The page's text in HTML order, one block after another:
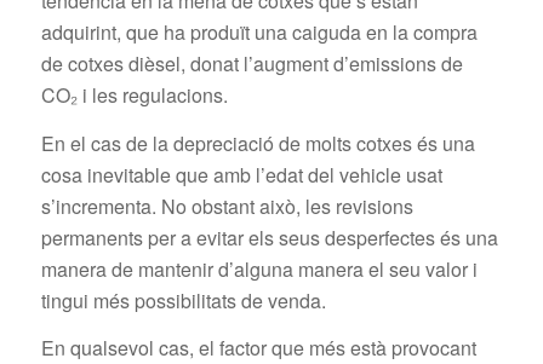
adquirint, que ha produït una caiguda en la compra
de cotxes dièsel, donat l’augment d’emissions de
CO₂ i les regulacions.
En el cas de la depreciació de molts cotxes és una
cosa inevitable que amb l’edat del vehicle usat
s’incrementa. No obstant això, les revisions
permanents per a evitar els seus desperfectes és una
manera de mantenir d’alguna manera el seu valor i
tingui més possibilitats de venda.
En qualsevol cas, el factor que més està provocant